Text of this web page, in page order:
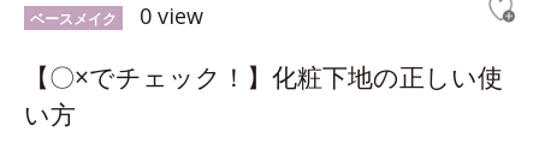
ベースメイク 0 view
【〇×でチェック！】化粧下地の正しい使
い方